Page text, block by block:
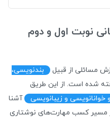
نوبت اول و دوم
مسائلی از قبیل
بندنویسی،
شده است. از این طریق
خوانا‌نویسی و زیبانویسی
آشنا
مسیر کسب مهارت‌های نوشتاری